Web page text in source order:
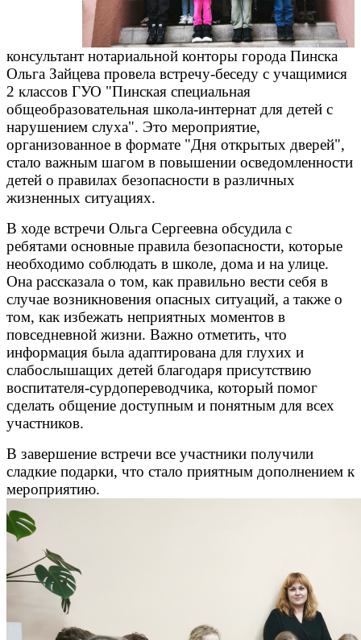
консультант нотариальной конторы города Пинска
Ольга Зайцева провела встречу-беседу с учащимися
2 классов ГУО "Пинская специальная
общеобразовательная школа-интернат для детей с
нарушением слуха". Это мероприятие,
организованное в формате "Дня открытых дверей",
стало важным шагом в повышении осведомленности
детей о правилах безопасности в различных
жизненных ситуациях.
В ходе встречи Ольга Сергеевна обсудила с
ребятами основные правила безопасности, которые
необходимо соблюдать в школе, дома и на улице.
Она рассказала о том, как правильно вести себя в
случае возникновения опасных ситуаций, а также о
том, как избежать неприятных моментов в
повседневной жизни. Важно отметить, что
информация была адаптирована для глухих и
слабослышащих детей благодаря присутствию
воспитателя-сурдопереводчика, который помог
сделать общение доступным и понятным для всех
участников.
В завершение встречи все участники получили
сладкие подарки, что стало приятным дополнением к
мероприятию.